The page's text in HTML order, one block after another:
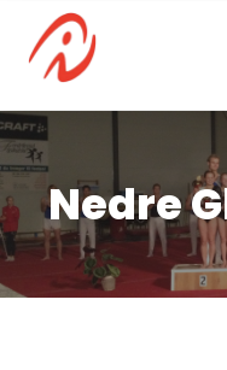
Hopp
innholdet
Nedre